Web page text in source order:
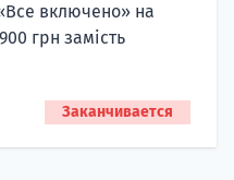
включено» на
грн замість
Заканчивается